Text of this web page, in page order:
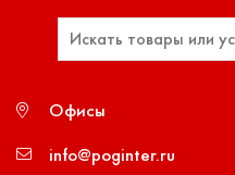
Офисы
info@poginter.ru